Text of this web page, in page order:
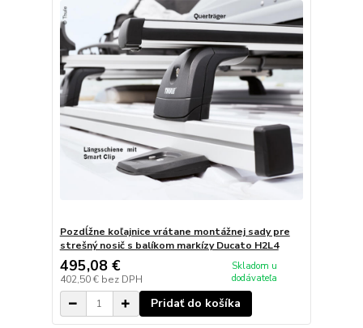
Pozdĺžne koľajnice vrátane montážnej sady pre
strešný nosič s balíkom markízy Ducato H2L4
495,08 €
402,50 € bez DPH
Skladom u
dodávateľa
Pridať do košíka